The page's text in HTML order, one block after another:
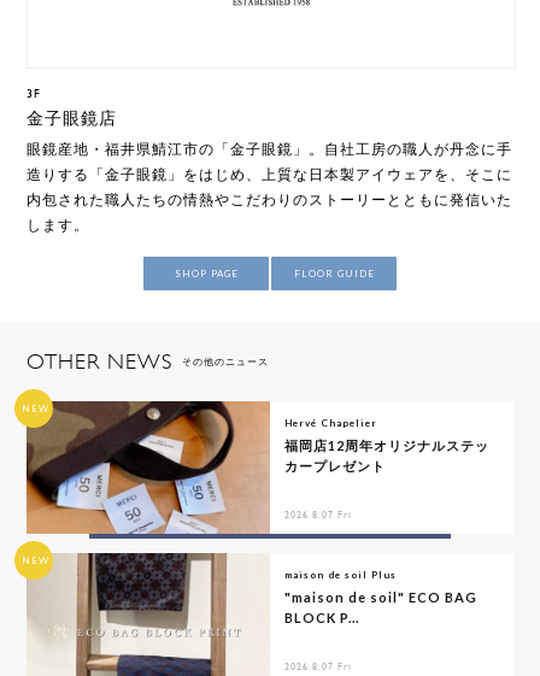
3F
金子眼鏡店
眼鏡産地・福井県鯖江市の「金子眼鏡」。自社工房の職人が丹念に手
造りする「金子眼鏡」をはじめ、上質な日本製アイウェアを、そこに
内包された職人たちの情熱やこだわりのストーリーとともに発信いた
します。
SHOP PAGE FLOOR GUIDE
OTHER NEWS その他のニュース
NEW
Hervé Chapelier
福岡店12周年オリジナルステッ
カープレゼント
2026.8.07 Fri
NEW
maison de soil Plus
"maison de soil" ECO BAG
BLOCK P...
2026.8.07 Fri